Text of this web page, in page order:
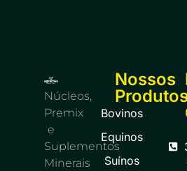
Núcleos,
Premix
e
Suplementos
Minerais
Nossos
Bovinos
Equinos
Suínos